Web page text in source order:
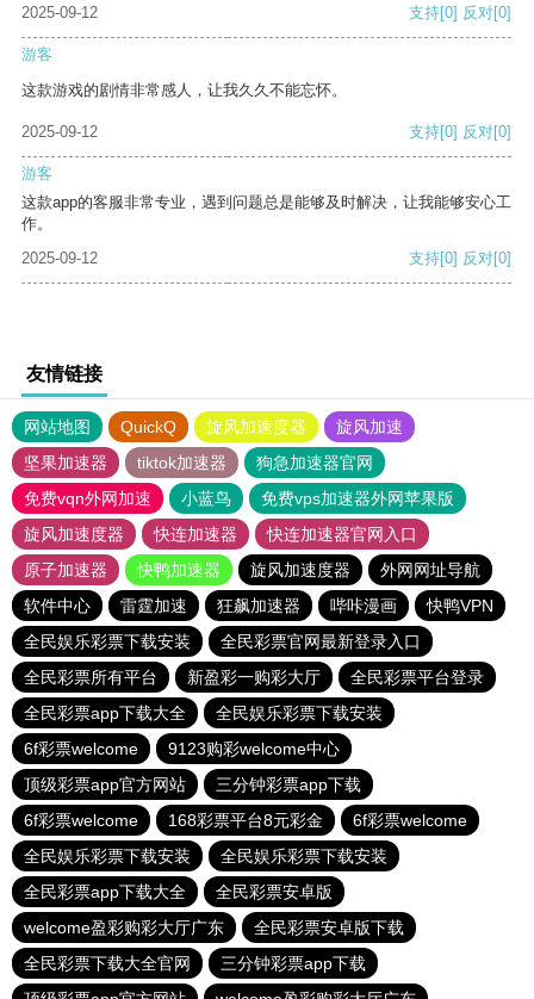
2025-09-12
支持[0] 反对[0]
游客
这款游戏的剧情非常感人，让我久久不能忘怀。
2025-09-12 支持[0] 反对[0]
游客
这款app的客服非常专业，遇到问题总是能够及时解决，让我能够安心工
作。
2025-09-12
支持[0] 反对[0]
友情链接
网站地图 QuickQ 旋风加速度器
旋风加速
坚果加速器
tiktok加速器
狗急加速器官网
免费vqn外网加速
小蓝鸟
免费vps加速器外网苹果版
旋风加速度器
快连加速器
快连加速器官网入口
原子加速器
快鸭加速器 旋风加速度器
外网网址导航
软件中心
雷霆加速 狂飙加速器 哔咔漫画
快鸭VPN
全民娱乐彩票下载安装
全民彩票官网最新登录入口
全民彩票所有平台
新盈彩一购彩大厅
全民彩票平台登录
全民彩票app下载大全
全民娱乐彩票下载安装
6f彩票welcome
9123购彩welcome中心
顶级彩票app官方网站
三分钟彩票app下载
6f彩票welcome
168彩票平台8元彩金
6f彩票welcome
全民娱乐彩票下载安装
全民娱乐彩票下载安装
全民彩票app下载大全
全民彩票安卓版
welcome盈彩购彩大厅广东
全民彩票安卓版下载
全民彩票下载大全官网
三分钟彩票app下载